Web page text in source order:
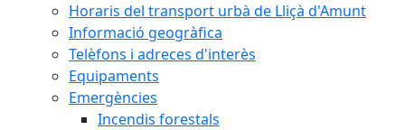
Horaris del transport urbà de Lliçà d'Amunt
Informació geogràfica
Telèfons i adreces d'interès
Equipaments
Emergències
Incendis forestals